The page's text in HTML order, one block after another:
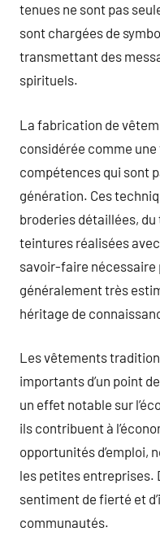
tenues ne sont pas
sont chargées de
transmettant des
spirituels.
La fabrication de
considérée comme
compétences qui sont
génération. Ces
broderies détaillées,
teintures réalisées
savoir-faire
généralement très
héritage de
Les vêtements
importants d’un point
un effet notable sur
ils contribuent à
opportunités d’emploi,
les petites entreprises.
sentiment de fierté et
communautés.